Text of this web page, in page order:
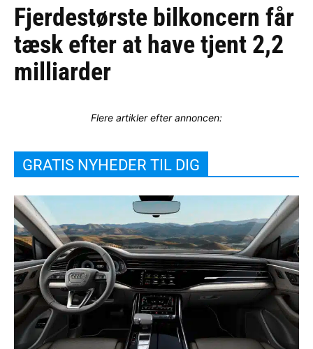
Fjerdestørste bilkoncern får
tæsk efter at have tjent 2,2
milliarder
Flere artikler efter annoncen:
GRATIS NYHEDER TIL DIG